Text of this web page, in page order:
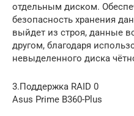
отдельным диском.
безопасность хранения
выйдет из строя, данные
другом, благодаря
невыделенного диска
3.Поддержка RAID 0
Asus Prime B360-Plus